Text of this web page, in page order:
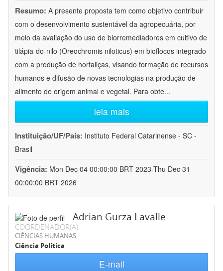
Resumo: A presente proposta tem como objetivo contribuir
com o desenvolvimento sustentável da agropecuária, por
meio da avaliação do uso de biorremediadores em cultivo de
tilápia-do-nilo (Oreochromis niloticus) em bioflocos integrado
com a produção de hortaliças, visando formação de recursos
humanos e difusão de novas tecnologias na produção de
alimento de origem animal e vegetal. Para obte...
leia mais
Instituição/UF/País: Instituto Federal Catarinense - SC -
Brasil
Vigência: Mon Dec 04 00:00:00 BRT 2023-Thu Dec 31
00:00:00 BRT 2026
Adrian Gurza Lavalle
COORDENADOR(A)
CIÊNCIAS HUMANAS
Ciência Política
E-mail